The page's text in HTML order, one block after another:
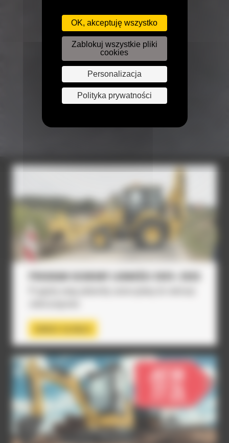
PROGRAM OCHRONY LUDNOŚCI 2025–2026
OK, akceptuję wszystko
Zablokuj wszystkie pliki
cookies
Personalizacja
Polityka prywatności